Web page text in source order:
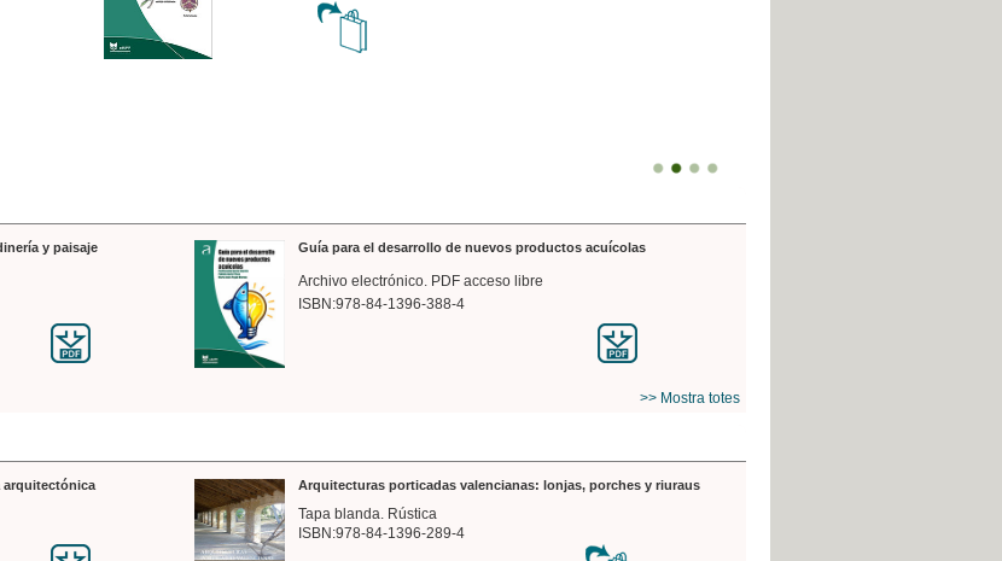
y paisaje Guía para el desarrollo de nuevos productos acuícolas
Archivo electrónico. PDF acceso libre
ISBN:978-84-1396-388-4
>> Mostra totes
arquitectónica Arquitecturas porticadas valencianas: lonjas, porches y riuraus
Tapa blanda. Rústica
ISBN:978-84-1396-289-4